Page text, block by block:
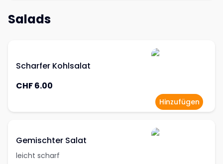
Salads
Scharfer Kohlsalat
CHF 6.00
Hinzufügen
Gemischter Salat
leicht scharf